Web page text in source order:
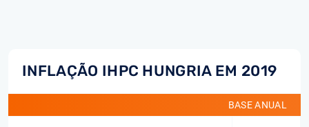
INFLAÇÃO IHPC HUNGRIA EM 2019
BASE ANUAL